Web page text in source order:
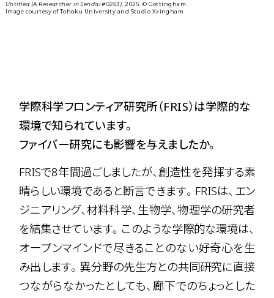
Untitled (A Researcher in Sendai #0263), 2025. ©︎ Gottingham.
Image courtesy of Tohoku University and Studio Xxingham
学際科学フロンティア研究所（FRIS）は学際的な
環境で知られています。
ファイバー研究にも影響を与えましたか。
FRISで8年間過ごしましたが、創造性を発揮する素
晴らしい環境であると断言できます。FRISは、エン
ジニアリング、材料科学、生物学、物理学の研究者
を結集させています。このような学際的な環境は、
オープンマインドで尽きることのない好奇心を生
み出します。異分野の先生方との共同研究に直接
つながらなかったとしても、廊下でのちょっとした